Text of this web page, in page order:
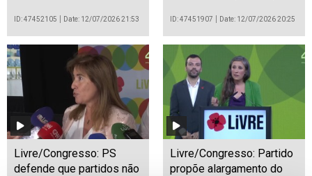
ID: 47452105 Date: 12/07/2026 21:53 ID: 47451907 Date: 12/07/2026 20:25
Livre/Congresso: PS
defende que partidos não
Livre/Congresso: Partido
propõe alargamento do